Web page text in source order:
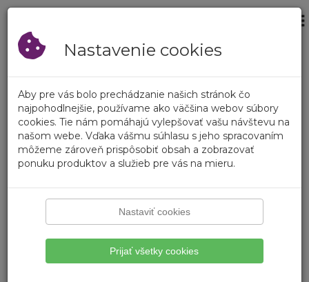
Nastavenie cookies
Aby pre vás bolo prechádzanie našich stránok čo
najpohodlnejšie, používame ako väčšina webov súbory
cookies. Tie nám pomáhajú vylepšovať vašu návštevu na
našom webe. Vďaka vášmu súhlasu s jeho spracovaním
môžeme zároveň prispôsobiť obsah a zobrazovať
ponuku produktov a služieb pre vás na mieru.
Nastaviť cookies
Prijať všetky cookies
Prihlásenie
Prihlásenie
Zákaznícke číslo
Heslo
Vytvorenie účtu